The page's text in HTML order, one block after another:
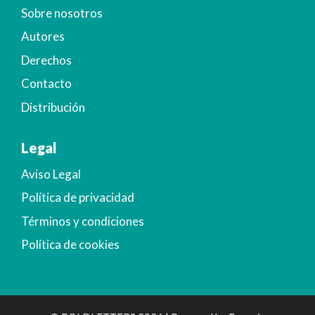
Sobre nosotros
Autores
Derechos
Contacto
Distribución
Legal
Aviso Legal
Política de privacidad
Términos y condiciones
Política de cookies